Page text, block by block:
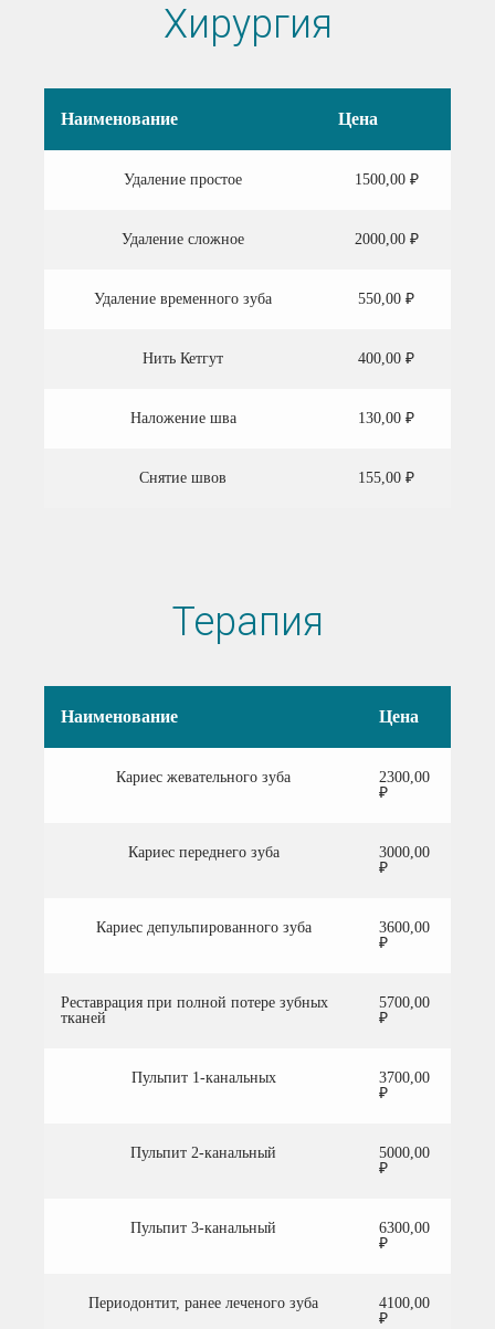
Хирургия
Наименование Цена
Удаление простое 1500,00 ₽
Удаление сложное 2000,00 ₽
Удаление временного зуба 550,00 ₽
Нить Кетгут 400,00 ₽
Наложение шва 130,00 ₽
Снятие швов 155,00 ₽
Терапия
Наименование Цена
Кариес жевательного зуба
2300,00
₽
Кариес переднего зуба
3000,00
₽
Кариес депульпированного зуба
3600,00
₽
Реставрация при полной потере зубных
тканей
5700,00
₽
Пульпит 1-канальных
3700,00
₽
Пульпит 2-канальный
5000,00
₽
Пульпит 3-канальный
6300,00
₽
Периодонтит, ранее леченого зуба
4100,00
₽